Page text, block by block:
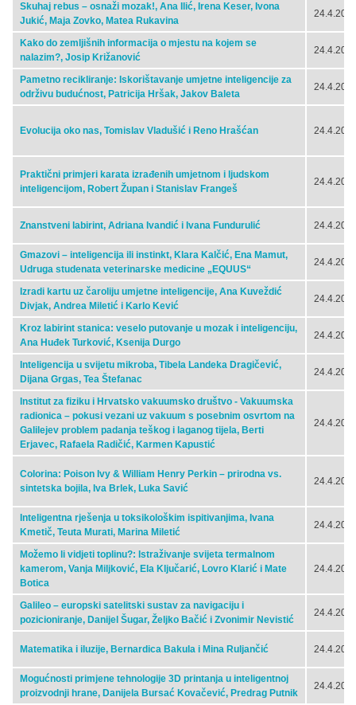
Skuhaj rebus – osnaži mozak!, Ana Ilić, Irena Keser, Ivona
Jukić, Maja Zovko, Matea Rukavina
Kako do zemljišnih informacija o mjestu na kojem se
nalazim?, Josip Križanović
Pametno recikliranje: Iskorištavanje umjetne inteligencije za
održivu budućnost, Patricija Hršak, Jakov Baleta
Evolucija oko nas, Tomislav Vladušić i Reno Hrašćan
Praktični primjeri karata izrađenih umjetnom i ljudskom
inteligencijom, Robert Župan i Stanislav Frangeš
Znanstveni labirint, Adriana Ivandić i Ivana Fundurulić
Gmazovi – inteligencija ili instinkt, Klara Kalčić, Ena Mamut,
Udruga studenata veterinarske medicine „EQUUS“
Izradi kartu uz čaroliju umjetne inteligencije, Ana Kuveždić
Divjak, Andrea Miletić i Karlo Kević
Kroz labirint stanica: veselo putovanje u mozak i inteligenciju,
Ana Huđek Turković, Ksenija Durgo
Inteligencija u svijetu mikroba, Tibela Landeka Dragičević,
Dijana Grgas, Tea Štefanac
Institut za fiziku i Hrvatsko vakuumsko društvo - Vakuumska
radionica – pokusi vezani uz vakuum s posebnim osvrtom na
Galilejev problem padanja teškog i laganog tijela, Berti
Erjavec, Rafaela Radičić, Karmen Kapustić
Colorina: Poison Ivy & William Henry Perkin – prirodna vs.
sintetska bojila, Iva Brlek, Luka Savić
Inteligentna rješenja u toksikološkim ispitivanjima, Ivana
Kmetič, Teuta Murati, Marina Miletić
Možemo li vidjeti toplinu?: Istraživanje svijeta termalnom
kamerom, Vanja Miljković, Ela Ključarić, Lovro Klarić i Mate
Botica
Galileo – europski satelitski sustav za navigaciju i
pozicioniranje, Danijel Šugar, Željko Bačić i Zvonimir Nevistić
Matematika i iluzije, Bernardica Bakula i Mina Ruljančić
Mogućnosti primjene tehnologije 3D printanja u inteligentnoj
proizvodnji hrane, Danijela Bursać Kovačević, Predrag Putnik